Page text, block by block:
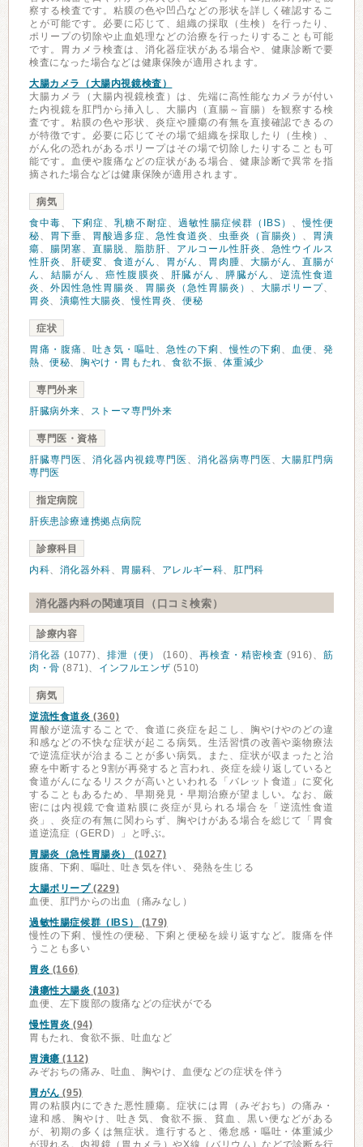
察する検査です。粘膜の色や凹凸などの形状を詳しく確認するこ
とが可能です。必要に応じて、組織の採取（生検）を行ったり、
ポリープの切除や止血処理などの治療を行ったりすることも可能
です。胃カメラ検査は、消化器症状がある場合や、健康診断で要
検査になった場合などは健康保険が適用されます。
大腸カメラ（大腸内視鏡検査）
大腸カメラ（大腸内視鏡検査）は、先端に高性能なカメラが付い
た内視鏡を肛門から挿入し、大腸内（直腸～盲腸）を観察する検
査です。粘膜の色や形状、炎症や腫瘍の有無を直接確認できるの
が特徴です。必要に応じてその場で組織を採取したり（生検）、
がん化の恐れがあるポリープはその場で切除したりすることも可
能です。血便や腹痛などの症状がある場合、健康診断で異常を指
摘された場合などは健康保険が適用されます。
病気
食中毒、 下痢症、乳糖不耐症、過敏性腸症候群（IBS） 、慢性便
秘、 胃下垂、 胃酸過多症、 急性食道炎 、 虫垂炎（盲腸炎） 、 胃潰
瘍、 腸閉塞、 直腸脱、 脂肪肝、 アルコール性肝炎 、 急性ウイルス
性肝炎 、 肝硬変、 食道がん 、 胃がん 、 胃肉腫、 大腸がん 、直腸が
ん 、 結腸がん 、癌性腹膜炎 、 肝臓がん 、 膵臓がん 、 逆流性食道
炎 、 外因性急性胃腸炎 、 胃腸炎（急性胃腸炎） 、 大腸ポリープ、
胃炎、 潰瘍性大腸炎、慢性胃炎、便秘
症状
胃痛・腹痛 、 吐き気・嘔吐、 急性の下痢 、慢性の下痢 、 血便、発
熱、便秘、 胸やけ・胃もたれ、食欲不振 、体重減少
専門外来
肝臓病外来、 ストーマ専門外来
専門医・資格
肝臓専門医 、 消化器内視鏡専門医 、 消化器病専門医 、大腸肛門病
専門医
指定病院
肝疾患診療連携拠点病院
診療科目
内科、 消化器外科、 胃腸科、 アレルギー科、 肛門科
消化器内科の関連項目（口コミ検索）
診療内容
消化器 (1077)、 排泄（便） (160)、再検査・精密検査 (916)、筋
肉・骨 (871)、 インフルエンザ (510)
病気
逆流性食道炎 (360)
胃酸が逆流することで、食道に炎症を起こし、胸やけやのどの違
和感などの不快な症状が起こる病気。生活習慣の改善や薬物療法
で逆流症状が治まることが多い病気。また、症状が収まったと治
療を中断すると9割が再発すると言われ、炎症を繰り返していると
食道がんになるリスクが高いといわれる「バレット食道」に変化
することもあるため、早期発見・早期治療が望ましい。なお、厳
密には内視鏡で食道粘膜に炎症が見られる場合を「逆流性食道
炎」、炎症の有無に関わらず、胸やけがある場合を総じて「胃食
道逆流症（GERD）」と呼ぶ。
胃腸炎（急性胃腸炎）
(1027)
腹痛、下痢、嘔吐、吐き気を伴い、発熱を生じる
大腸ポリープ(229)
血便、肛門からの出血（痛みなし）
過敏性腸症候群（IBS）
(179)
慢性の下痢、慢性の便秘、下痢と便秘を繰り返すなど。腹痛を伴
うことも多い
胃炎 (166)
潰瘍性大腸炎 (103)
血便、左下腹部の腹痛などの症状がでる
慢性胃炎 (94)
胃もたれ、食欲不振、吐血など
胃潰瘍 (112)
みぞおちの痛み、吐血、胸やけ、血便などの症状を伴う
胃がん (95)
胃の粘膜内にできた悪性腫瘍。症状には胃（みぞおち）の痛み・
違和感、胸やけ、吐き気、食欲不振、貧血、黒い便などがある
が、初期の多くは無症状。進行すると、倦怠感・嘔吐・体重減少
が現れる。内視鏡（胃カメラ）やX線（バリウム）などで診断を行